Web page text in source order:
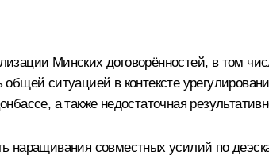
Минских договорённостей, в том
общей ситуацией в контексте
а также недостаточная
наращивания совместных усилий по